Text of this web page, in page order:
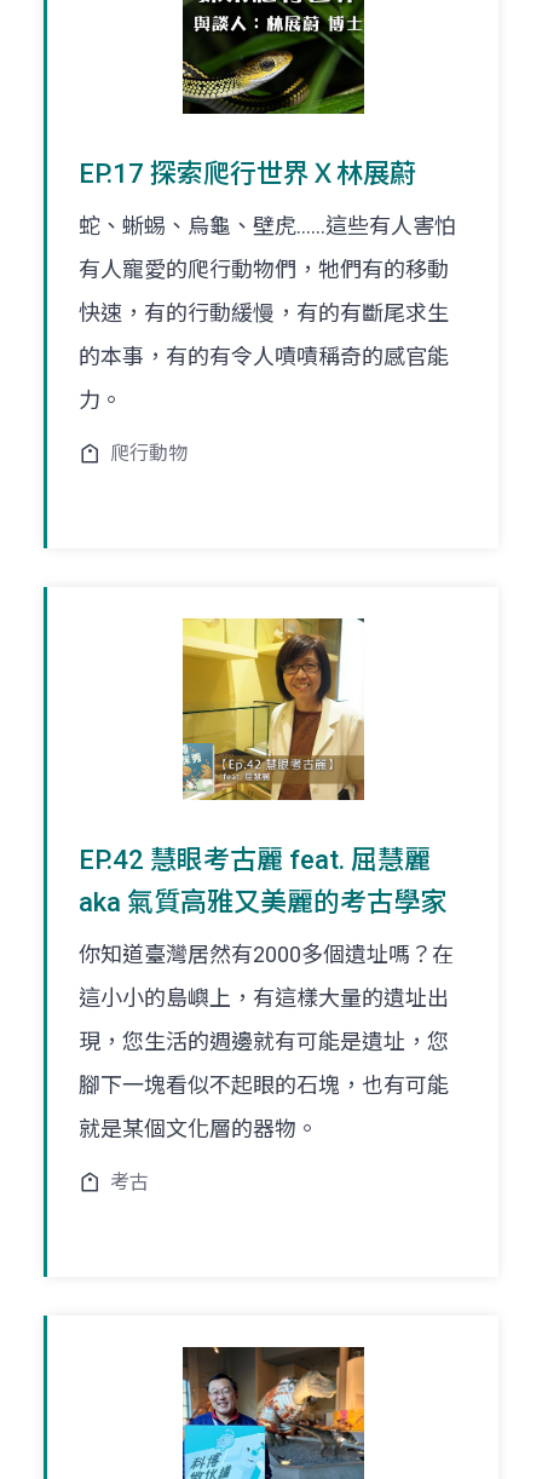
EP.17 探索爬行世界Ｘ林展蔚
蛇、蜥蜴、烏龜、壁虎……這些有人害怕
有人寵愛的爬行動物們，牠們有的移動
快速，有的行動緩慢，有的有斷尾求生
的本事，有的有令人嘖嘖稱奇的感官能
力。
爬行動物
EP.42 慧眼考古麗 feat. 屈慧麗
aka 氣質高雅又美麗的考古學家
你知道臺灣居然有2000多個遺址嗎？在
這小小的島嶼上，有這樣大量的遺址出
現，您生活的週邊就有可能是遺址，您
腳下一塊看似不起眼的石塊，也有可能
就是某個文化層的器物。
考古